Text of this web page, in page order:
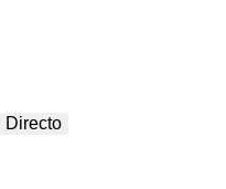
Directo